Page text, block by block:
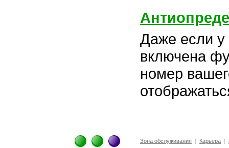
Даже если у
включена
номер
Зона обслуживания| Карьера|